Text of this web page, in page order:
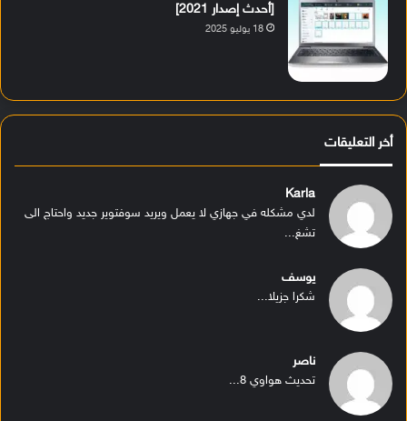
[أحدث إصدار 2021]
18 يوليو 2025
أخر التعليقات
Karla
لدي مشكله في جهازي لا يعمل ويريد سوفتوير جديد واحتاج الى
تشغ...
يوسف
شكرا جزيلا...
ناصر
تحديث هواوي 8...